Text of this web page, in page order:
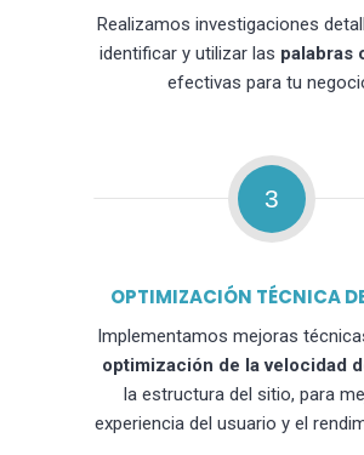
Realizamos investigaciones
identificar y utilizar las palabras
efectivas para tu
3
OPTIMIZACIÓN TÉCNICA
Implementamos mejoras
optimización de la velocidad
la estructura del sitio, para
experiencia del usuario y el